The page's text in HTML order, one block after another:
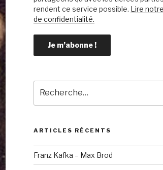
rendent ce service possible. Lire
de confidentialité.
pour
:
ARTICLES RÉCENTS
Franz Kafka – Max Brod